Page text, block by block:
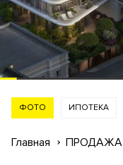
ФОТО ИПОТЕКА
Главная ПРОДАЖА